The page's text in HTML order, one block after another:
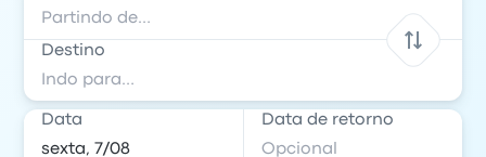
Destino
Data Data de retorno